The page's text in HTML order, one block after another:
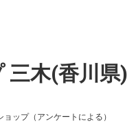
三木(香川県)
ョップ（アンケートによる）